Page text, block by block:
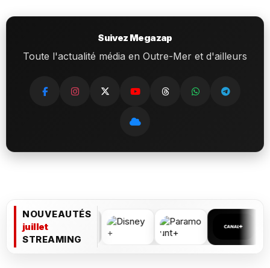
Suivez Megazap
Toute l'actualité média en Outre-Mer et d'ailleurs
NOUVEAUTÉS
juillet
STREAMING